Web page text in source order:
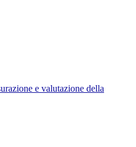
e valutazione della